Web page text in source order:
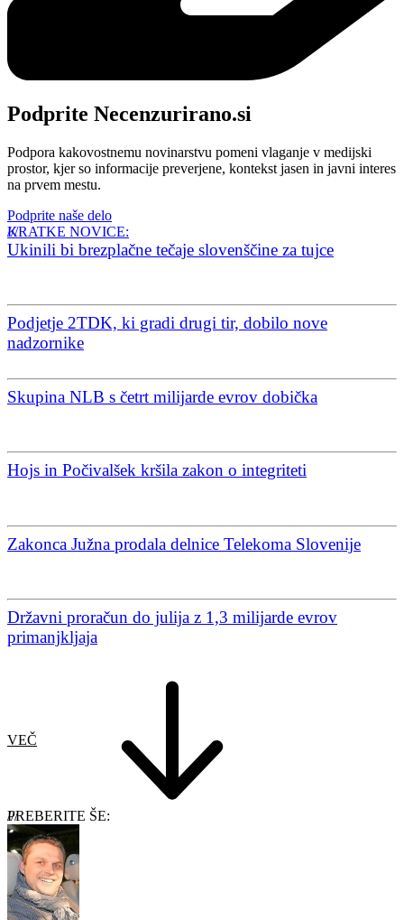
Podprite Necenzurirano.si
Podpora kakovostnemu novinarstvu pomeni vlaganje v medijski
prostor, kjer so informacije preverjene, kontekst jasen in javni interes
na prvem mestu.
Podprite naše delo
KRATKE NOVICE:
Ukinili bi brezplačne tečaje slovenščine za tujce
Podjetje 2TDK, ki gradi drugi tir, dobilo nove
nadzornike
Skupina NLB s četrt milijarde evrov dobička
Hojs in Počivalšek kršila zakon o integriteti
Zakonca Južna prodala delnice Telekoma Slovenije
Državni proračun do julija z 1,3 milijarde evrov
primanjkljaja
VEČ
PREBERITE ŠE: